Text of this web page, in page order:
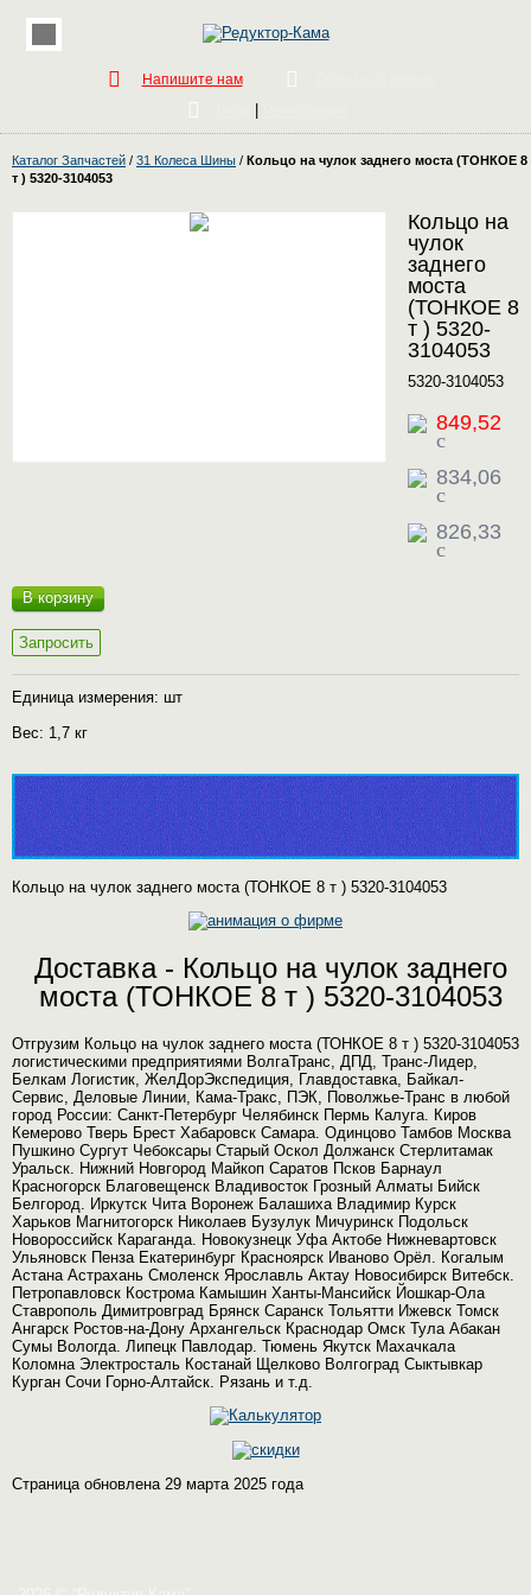
Напишите нам
Каталог Запчастей / 31 Колеса Шины / Кольцо на чулок заднего моста (ТОНКОЕ 8
т ) 5320-3104053
Кольцо на
чулок
заднего
моста
(ТОНКОЕ 8
т ) 5320-
3104053
5320-3104053
849,52
c
834,06
c
826,33
c
В корзину
Запросить
Единица измерения: шт
Вес: 1,7 кг
Кольцо на чулок заднего моста (ТОНКОЕ 8 т ) 5320-3104053
Доставка - Кольцо на чулок заднего
моста (ТОНКОЕ 8 т ) 5320-3104053
Отгрузим Кольцо на чулок заднего моста (ТОНКОЕ 8 т ) 5320-3104053
логистическими предприятиями ВолгаТранс, ДПД, Транс-Лидер,
Белкам Логистик, ЖелДорЭкспедиция, Главдоставка, Байкал-
Сервис, Деловые Линии, Кама-Тракс, ПЭК, Поволжье-Транс в любой
город России: Санкт-Петербург Челябинск Пермь Калуга. Киров
Кемерово Тверь Брест Хабаровск Самара. Одинцово Тамбов Москва
Пушкино Сургут Чебоксары Старый Оскол Должанск Стерлитамак
Уральск. Нижний Новгород Майкоп Саратов Псков Барнаул
Красногорск Благовещенск Владивосток Грозный Алматы Бийск
Белгород. Иркутск Чита Воронеж Балашиха Владимир Курск
Харьков Магнитогорск Николаев Бузулук Мичуринск Подольск
Новороссийск Караганда. Новокузнецк Уфа Актобе Нижневартовск
Ульяновск Пенза Екатеринбург Красноярск Иваново Орёл. Когалым
Астана Астрахань Смоленск Ярославль Актау Новосибирск Витебск.
Петропавловск Кострома Камышин Ханты-Мансийск Йошкар-Ола
Ставрополь Димитровград Брянск Саранск Тольятти Ижевск Томск
Ангарск Ростов-на-Дону Архангельск Краснодар Омск Тула Абакан
Сумы Вологда. Липецк Павлодар. Тюмень Якутск Махачкала
Коломна Электросталь Костанай Щелково Волгоград Сыктывкар
Курган Сочи Горно-Алтайск. Рязань и т.д.
Страница обновлена 29 марта 2025 года